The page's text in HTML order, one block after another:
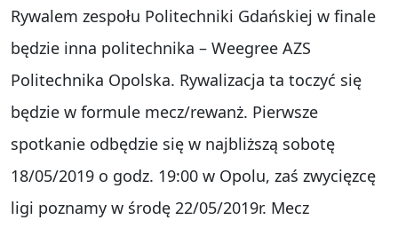
Rywalem zespołu Politechniki Gdańskiej w finale
będzie inna politechnika – Weegree AZS
Politechnika Opolska. Rywalizacja ta toczyć się
będzie w formule mecz/rewanż. Pierwsze
spotkanie odbędzie się w najbliższą sobotę
18/05/2019 o godz. 19:00 w Opolu, zaś zwycięzcę
ligi poznamy w środę 22/05/2019r. Mecz